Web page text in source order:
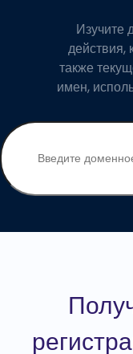
Изучите
действия,
также
имен,